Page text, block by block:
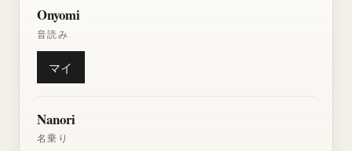
Onyomi
音読み
マイ
Nanori
名乗り